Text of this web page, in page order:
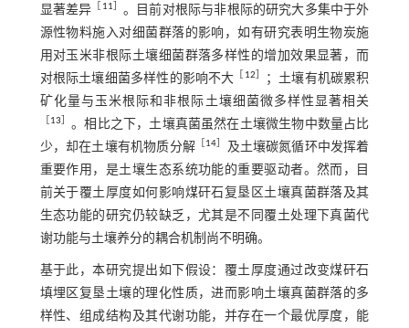
显著差异
11
。目前对根际与非根际的研究大多集中于外
源性物料施入对细菌群落的影响，如有研究表明生物炭施
用对玉米非根际土壤细菌群落多样性的增加效果显著，而
对根际土壤细菌多样性的影响不大
12
；土壤有机碳累积
矿化量与玉米根际和非根际土壤细菌微多样性显著相关
13
。相比之下，土壤真菌虽然在土壤微生物中数量占比
少，却在土壤有机物质分解
14
及土壤碳氮循环中发挥着
重要作用，是土壤生态系统功能的重要驱动者。然而，目
前关于覆土厚度如何影响煤矸石复垦区土壤真菌群落及其
生态功能的研究仍较缺乏，尤其是不同覆土处理下真菌代
谢功能与土壤养分的耦合机制尚不明确。
基于此，本研究提出如下假设：覆土厚度通过改变煤矸石
填埋区复垦土壤的理化性质，进而影响土壤真菌群落的多
样性、组成结构及其代谢功能，并存在一个最优厚度，能